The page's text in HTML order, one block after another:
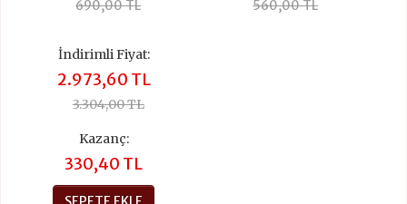
690,00 TL 560,00 TL
İndirimli Fiyat:
2.973,60 TL
3.304,00 TL
Kazanç:
330,40 TL